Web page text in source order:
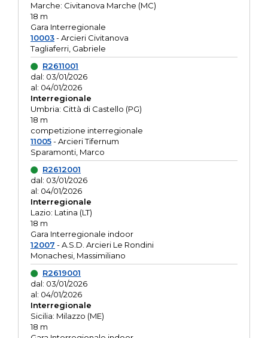
Marche: Civitanova Marche (MC)
18 m
Gara Interregionale
10003- Arcieri Civitanova
Tagliaferri, Gabriele
R2611001
dal: 03/01/2026
al: 04/01/2026
Interregionale
Umbria: Città di Castello (PG)
18 m
competizione interregionale
11005- Arcieri Tifernum
Sparamonti, Marco
R2612001
dal: 03/01/2026
al: 04/01/2026
Interregionale
Lazio: Latina (LT)
18 m
Gara Interregionale indoor
12007 - A.S.D. Arcieri Le Rondini
Monachesi, Massimiliano
R2619001
dal: 03/01/2026
al: 04/01/2026
Interregionale
Sicilia: Milazzo (ME)
18 m